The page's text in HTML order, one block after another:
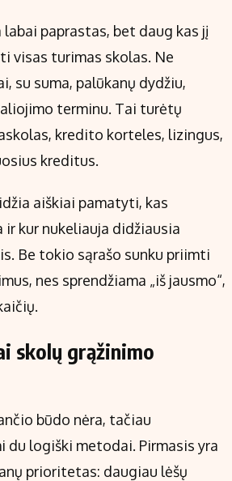
labai paprastas, bet daug kas jį
visas turimas skolas. Ne
su suma, palūkanų dydžiu,
terminu. Tai turėtų
kredito korteles, lizingus,
kreditus.
aiškiai pamatyti, kas
kur nukeliauja didžiausia
Be tokio sąrašo sunku priimti
nes sprendžiama „iš jausmo“,
skolų grąžinimo
būdo nėra, tačiau
du logiški metodai. Pirmasis yra
prioritetas: daugiau lėšų